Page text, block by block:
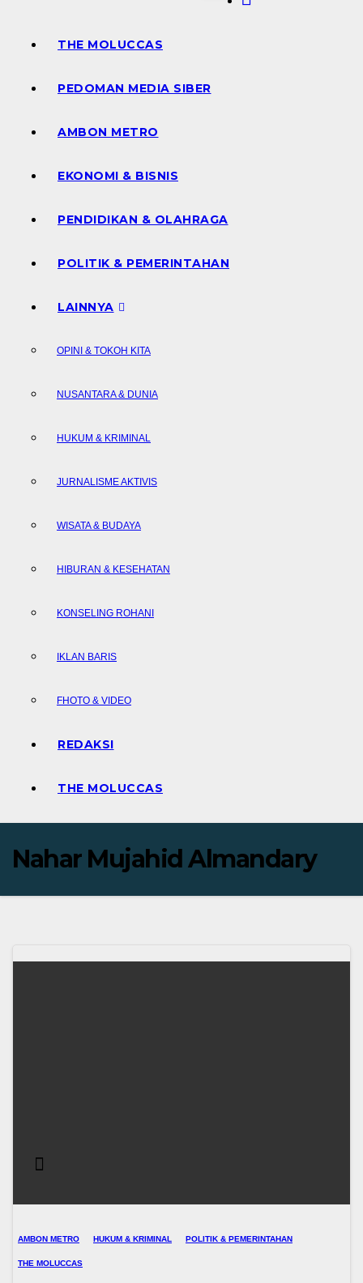
THE MOLUCCAS
PEDOMAN MEDIA SIBER
AMBON METRO
EKONOMI & BISNIS
PENDIDIKAN & OLAHRAGA
POLITIK & PEMERINTAHAN
LAINNYA
OPINI & TOKOH KITA
NUSANTARA & DUNIA
HUKUM & KRIMINAL
JURNALISME AKTIVIS
WISATA & BUDAYA
HIBURAN & KESEHATAN
KONSELING ROHANI
IKLAN BARIS
FHOTO & VIDEO
REDAKSI
THE MOLUCCAS
Nahar Mujahid Almandary
AMBON METRO HUKUM & KRIMINAL POLITIK & PEMERINTAHAN
THE MOLUCCAS